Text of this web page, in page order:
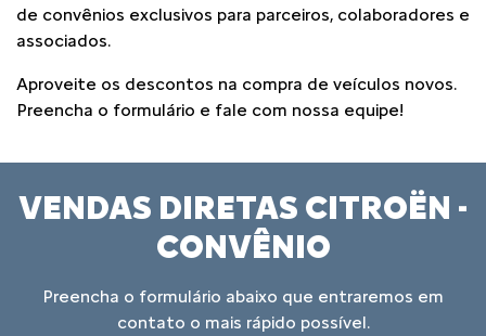
de convênios exclusivos para parceiros, colaboradores e
associados.
Aproveite os descontos na compra de veículos novos.
Preencha o formulário e fale com nossa equipe!
VENDAS DIRETAS CITROËN -
CONVÊNIO
Preencha o formulário abaixo que entraremos em
contato o mais rápido possível.